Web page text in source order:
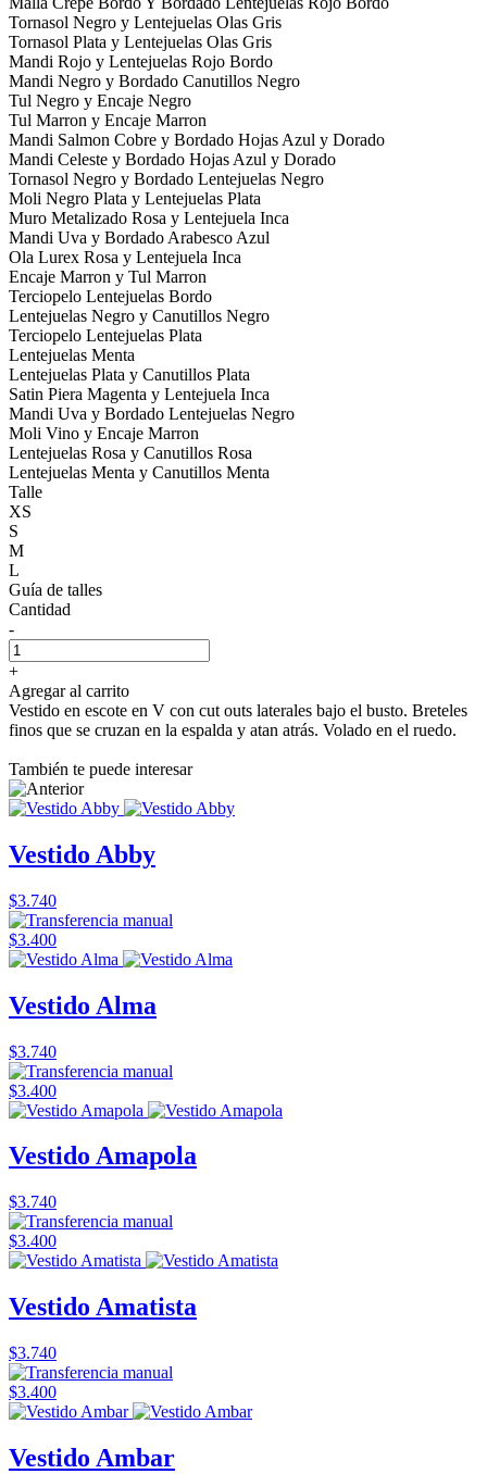
Tornasol Negro y Lentejuelas Olas Gris
Tornasol Plata y Lentejuelas Olas Gris
Mandi Rojo y Lentejuelas Rojo Bordo
Mandi Negro y Bordado Canutillos Negro
Tul Negro y Encaje Negro
Tul Marron y Encaje Marron
Mandi Salmon Cobre y Bordado Hojas Azul y Dorado
Mandi Celeste y Bordado Hojas Azul y Dorado
Tornasol Negro y Bordado Lentejuelas Negro
Moli Negro Plata y Lentejuelas Plata
Muro Metalizado Rosa y Lentejuela Inca
Mandi Uva y Bordado Arabesco Azul
Ola Lurex Rosa y Lentejuela Inca
Encaje Marron y Tul Marron
Terciopelo Lentejuelas Bordo
Lentejuelas Negro y Canutillos Negro
Terciopelo Lentejuelas Plata
Lentejuelas Menta
Lentejuelas Plata y Canutillos Plata
Satin Piera Magenta y Lentejuela Inca
Mandi Uva y Bordado Lentejuelas Negro
Moli Vino y Encaje Marron
Lentejuelas Rosa y Canutillos Rosa
Lentejuelas Menta y Canutillos Menta
Talle
XS
S
M
L
Guía de talles
Cantidad
-
+
Agregar al carrito
Vestido en escote en V con cut outs laterales bajo el busto. Breteles
finos que se cruzan en la espalda y atan atrás. Volado en el ruedo.
También te puede interesar
Vestido Abby
$3.740
$3.400
Vestido Alma
$3.740
$3.400
Vestido Amapola
$3.740
$3.400
Vestido Amatista
$3.740
$3.400
Vestido Ambar